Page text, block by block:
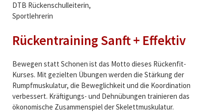
DTB Rückenschulleiterin,
Sportlehrerin
Rückentraining Sanft + Effektiv
Bewegen statt Schonen ist das Motto dieses Rückenfit-
Kurses. Mit gezielten Übungen werden die Stärkung der
Rumpfmuskulatur, die Beweglichkeit und die Koordination
verbessert. Kräftigungs- und Dehnübungen trainieren das
ökonomische Zusammenspiel der Skelettmuskulatur.